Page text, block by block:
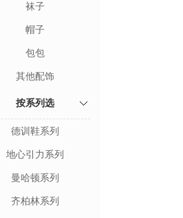
袜子
帽子
包包
其他配饰
按系列选
德训鞋系列
地心引力系列
曼哈顿系列
齐柏林系列